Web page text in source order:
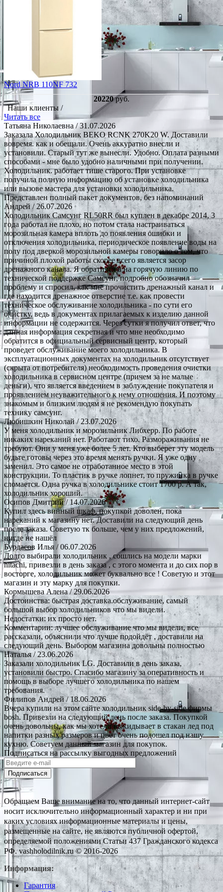
Nord NRB 110NF 732
20220руб.
Наши клиенты /
Читать все
Татьяна Николаевна / 31.07.2026
Заказала Холодильник BEKO RCNK 270K20 W. Доставили
вовремя. как и обещали. Очень аккуратно внесли и
установили. Старый тут же вынесли. Удобно. Оплата разными
способами - мне было удобно наличными при получении.
Холодильник. работает тише старого. При установке
получила полную информацию об установке холодильника
или вызове мастера для установки холодильника.
Представлен полный пакет документов, без напоминаний
Андрей/ 26.07.2026
Холодильник Самсунг RL50RR был куплен в декабре 2014, 3
года работал не плохо, но потом стала настраиваться
морозильная камера вплоть до появления ошибки и
отключения холодильника, периодическое появление воды на
полу под дверкой морозильной камеры говорило о том, что
причиной плохой работы скорее всего является засор
дренажного канала. Я обратился в на горячую линию по
технической поддержке Самсунг, подробно обозначил
проблему и спросил, как мне прочистить дренажный канал и
где находится дренажное отверстие т.е. как провести
техническое обслуживание холодильника - по сути его
очистку, ведь в документах прилагаемых к изделию данной
информации не содержится. Через сутки я получил ответ, что
данная информация секретная и что мне необходимо
обратится в официальный сервисный центр, который
проведет обслуживание моего холодильника. В
эксплуатационных документах на холодильник отсутствует
(скрыта от потребителя) необходимость проведения очистки
холодильника в сервисном центре (причем за не малые
деньги), что является введением в заблуждение покупателя и
проявлением неуважительного к нему отношения. И поэтому
знакомым и близким людям я не рекомендую покупать
технику самсунг.
Любишкин Николай/ 23.07.2026
У меня холодильник и морозильник Либхерр. По работе
никаких нареканий нет. Работают тихо. Размораживания не
требуют. Они у меня уже более 5 лет. Кто выберет эту модель
будьте готовы через это время менять ручки. Я уже одну
заменил. Это самое не отработанное место в этой
конструкции. То пластик в ручке лопнет, то пружинка в ручке
сломается. Одна ручка в холодильнике стоит 1700 р. А так,
холодильник хороший.
Осипов Дмитрий/ 14.07.2026
Купил здесь винный шкаф, покупкой доволен, пока
нареканий к магазину нет. Доставили на следующий день
после заказа. Советую тк больше, чем у них предложений,
нигде не нашёл
Бурдасов Илья / 06.07.2026
Долго выбирали холодильник , сошлись на модели марки
hitachi, привезли в день заказа , с этого момента и до сих пор в
восторге, холодильник может буквально все ! Советую и этот
магазин и эту марку для покупки.
Кормышева Алена/ 29.06.2026
Достоинства: быстрая доставка.обслуживание, самый
большой выбор холодильников что мы видели.
Недостатки: их просто нет.
Комментарии: лучшее обслуживание что мы видели, все
рассказали, объяснили что лучше подойдёт , доставили на
следующий день. Выбором магазина довольны полностью
Наталья/ 23.06.2026
Заказали холодильник LG. Доставили в день заказа,
установили быстро. Спасибо магазину за оперативность и
помощь в выборе лучшего холодильника по нашем
требования.
Филипов Андрей/ 18.06.2026
Вчера купили на этом сайте холодильник side-by-side фирмы
bosh. Привезли на следующий день после заказа. Покупкой
очень довольны, как мы хотели выкидывает в стакан лед под
напитки разных размеров и цвет очень подошел под нашу
кухню. Советуем данный магазин для покупок.
Подписаться на рассылку выгодных предложений
Подписаться
Обращаем Ваше внимание на то, что данный интернет-сайт
носит исключительно информационный характер и ни при
каких условиях информационные материалы и цены,
размещенные на сайте, не являются публичной офертой,
определяемой положениями Статьи 437 Гражданского кодекса
РФ. vashholodilnik.ru © 2016-2026
Информация:
Гарантия